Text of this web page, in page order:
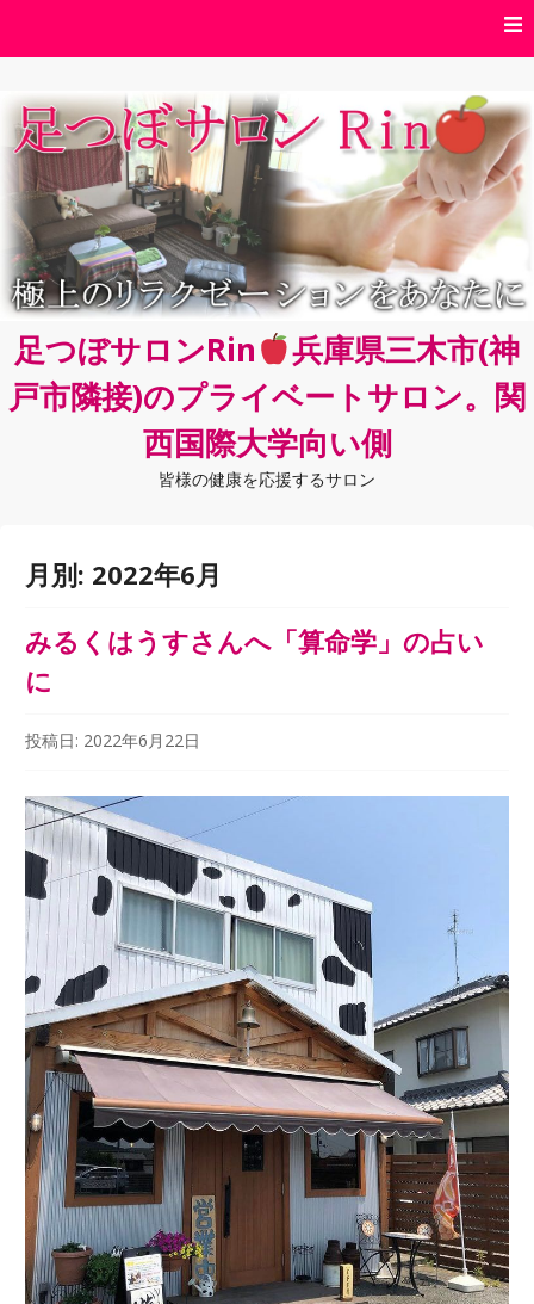
ン
ツ
へ
ス
キ
ッ
プ
足つぼサロンRin
兵庫県三木市(神
戸市隣接)のプライベートサロン。関
西国際大学向い側
皆様の健康を応援するサロン
月別: 2022年6月
みるくはうすさんへ「算命学」の占い
に
投稿日: 2022年6月22日